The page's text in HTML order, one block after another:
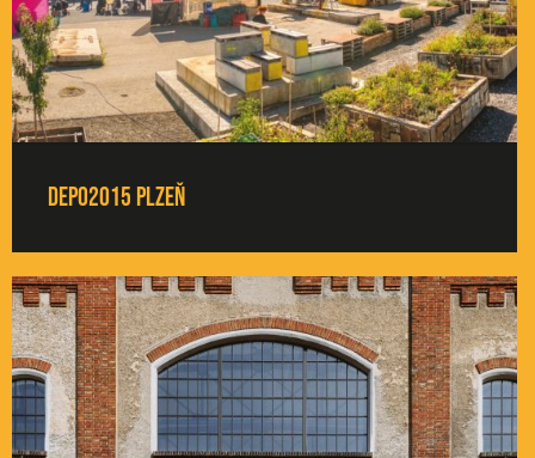
DEPO2015 Plzeň